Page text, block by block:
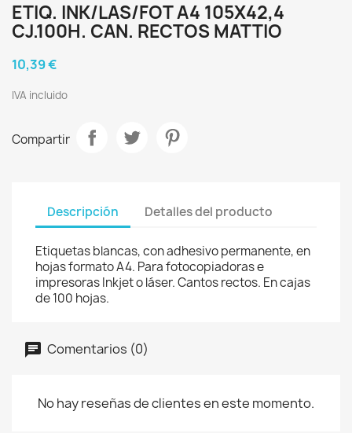
ETIQ. INK/LAS/FOT A4 105X42,4
CJ.100H. CAN. RECTOS MATTIO
10,39 €
IVA incluido
Compartir
Descripción Detalles del producto
Etiquetas blancas, con adhesivo permanente, en
hojas formato A4. Para fotocopiadoras e
impresoras Inkjet o láser. Cantos rectos. En cajas
de 100 hojas.
Comentarios (0)
No hay reseñas de clientes en este momento.